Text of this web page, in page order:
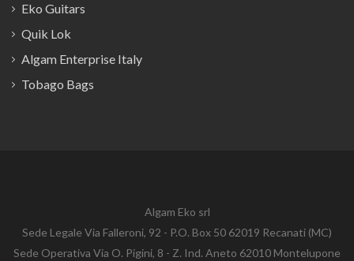
Eko Guitars
Quik Lok
Algam Enterprise Italy
Tobago Bags
Algam Eko srl
Sede Legale Via Falleroni, 92 - P.O. Box 50 62019 Recanati (MC)
Sede Operativa Via O. Pigini, 8 - Z. Ind. Aneto 62010 Montelupone